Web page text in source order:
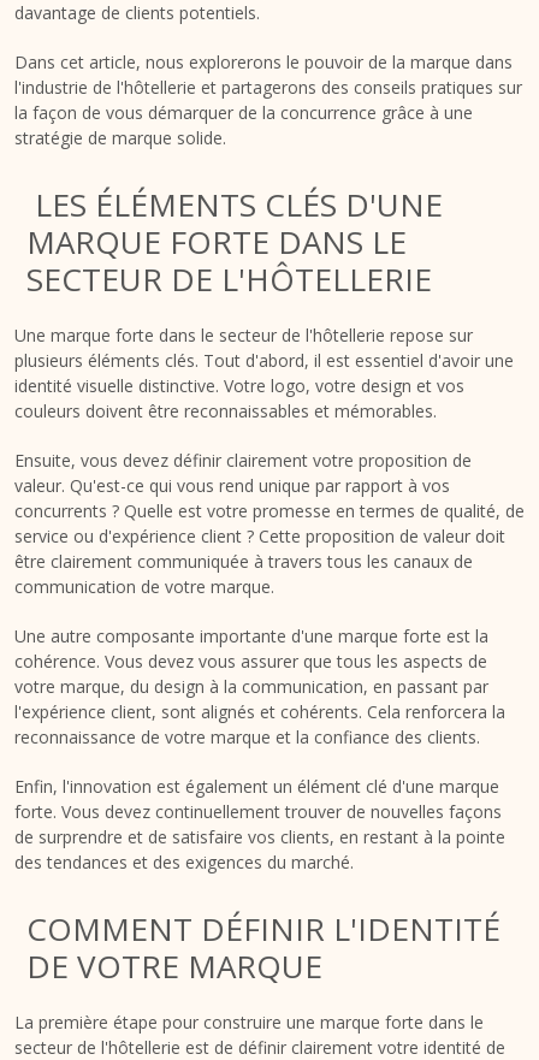
davantage de clients potentiels.
Dans cet article, nous explorerons le pouvoir de la marque dans
l'industrie de l'hôtellerie et partagerons des conseils pratiques sur
la façon de vous démarquer de la concurrence grâce à une
stratégie de marque solide.
LES ÉLÉMENTS CLÉS D'UNE
MARQUE FORTE DANS LE
SECTEUR DE L'HÔTELLERIE
Une marque forte dans le secteur de l'hôtellerie repose sur
plusieurs éléments clés. Tout d'abord, il est essentiel d'avoir une
identité visuelle distinctive. Votre logo, votre design et vos
couleurs doivent être reconnaissables et mémorables.
Ensuite, vous devez définir clairement votre proposition de
valeur. Qu'est-ce qui vous rend unique par rapport à vos
concurrents ? Quelle est votre promesse en termes de qualité, de
service ou d'expérience client ? Cette proposition de valeur doit
être clairement communiquée à travers tous les canaux de
communication de votre marque.
Une autre composante importante d'une marque forte est la
cohérence. Vous devez vous assurer que tous les aspects de
votre marque, du design à la communication, en passant par
l'expérience client, sont alignés et cohérents. Cela renforcera la
reconnaissance de votre marque et la confiance des clients.
Enfin, l'innovation est également un élément clé d'une marque
forte. Vous devez continuellement trouver de nouvelles façons
de surprendre et de satisfaire vos clients, en restant à la pointe
des tendances et des exigences du marché.
COMMENT DÉFINIR L'IDENTITÉ
DE VOTRE MARQUE
La première étape pour construire une marque forte dans le
secteur de l'hôtellerie est de définir clairement votre identité de